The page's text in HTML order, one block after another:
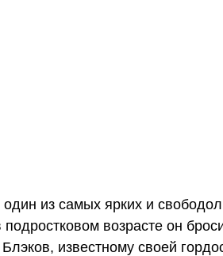
из самых ярких и
возрасте он
известному своей